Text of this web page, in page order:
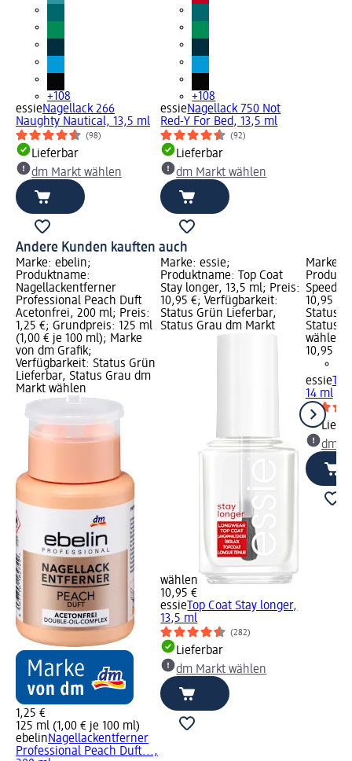
+108
essieNagellack 266
Naughty Nautical, 13,5 ml
(98)
Lieferbar
dm Markt wählen
+108
essieNagellack 750 Not
Red-Y For Bed, 13,5 ml
(92)
Lieferbar
dm Markt wählen
Andere Kunden kauften auch
Marke: ebelin;
Produktname:
Nagellackentferner
Professional Peach Duft
Acetonfrei, 200 ml; Preis:
1,25 €; Grundpreis: 125 ml
(1,00 € je 100 ml); Marke
von dm Grafik;
Verfügbarkeit: Status Grün
Lieferbar, Status Grau dm
Markt wählen
1,25 €
125 ml (1,00 € je 100 ml)
ebelinNagellackentferner
Professional Peach Duft...,
Marke: essie;
Produktname: Top Coat
Stay longer, 13,5 ml; Preis:
10,95 €; Verfügbarkeit:
Status Grün Lieferbar,
Status Grau dm Markt
wählen
10,95 €
essie Top Coat Stay longer,
13,5 ml
(282)
Lieferbar
dm Markt wählen
Marke:
Speed
10,95 €;
Status
Status
wählen
10,95 €
essie
14 ml
dm